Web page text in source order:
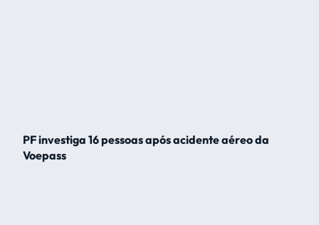
PF investiga 16 pessoas após acidente aéreo da
Voepass